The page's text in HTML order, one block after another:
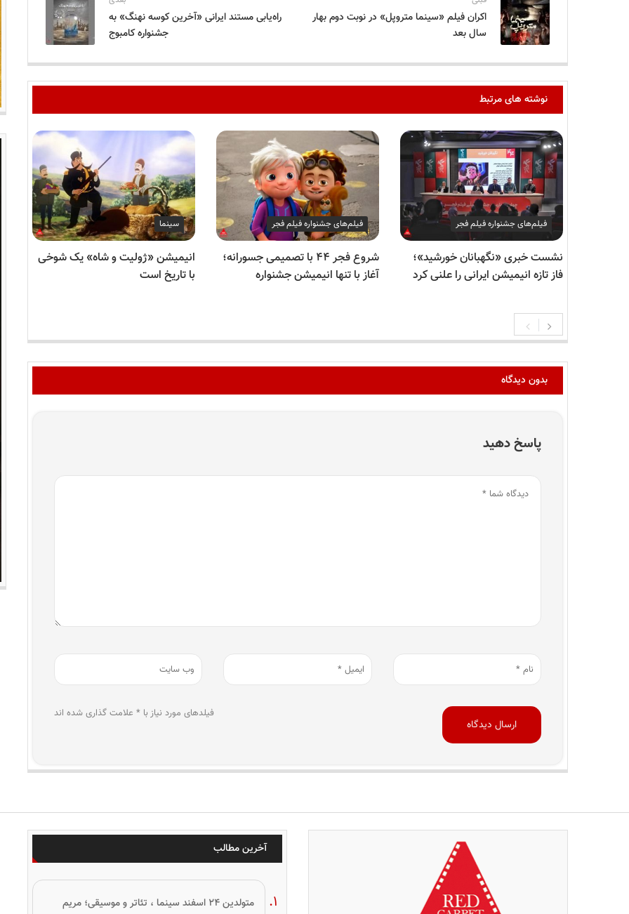
اکران فیلم «سینما متروپل» در نوبت دوم بهار
سال بعد
راه‌یابی مستند ایرانی «آخرین کوسه نهنگ» به
جشنواره کامبوج
نوشته های مرتبط
فیلم‌های جشنواره فیلم فجر
نشست خبری «نگهبانان خورشید»؛
فاز تازه انیمیشن ایرانی را علنی کرد
فیلم‌های جشنواره فیلم فجر
شروع فجر ۴۴ با تصمیمی جسورانه؛
آغاز با تنها انیمیشن جشنواره
سینما
انیمیشن «ژولیت و شاه» یک شوخی
با تاریخ است
بدون دیدگاه
پاسخ دهید
فیلدهای مورد نیاز با * علامت گذاری شده اند
آخرین مطالب
متولدین ۲۴ اسفند سینما ، تئاتر و موسیقی؛ مریم